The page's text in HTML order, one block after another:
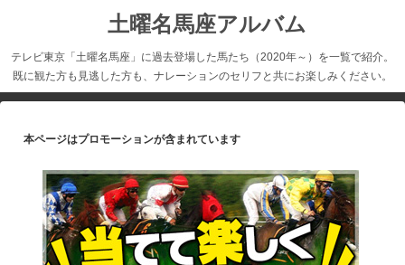
土曜名馬座アルバム
テレビ東京「土曜名馬座」に過去登場した馬たち（2020年～）を一覧で紹介。
既に観た方も見逃した方も、ナレーションのセリフと共にお楽しみください。
本ページはプロモーションが含まれています